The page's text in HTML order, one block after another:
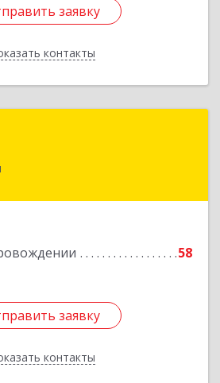
заявку
контакты
заявку
Назад
58
заявку
контакты
край, Славянский р-н,
заявку
Назад